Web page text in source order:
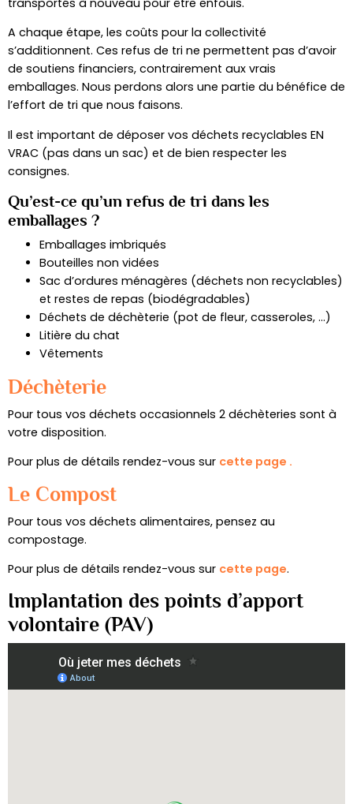
A chaque étape, les coûts pour la collectivité
s’additionnent. Ces refus de tri ne permettent pas d’avoir
de soutiens financiers, contrairement aux vrais
emballages. Nous perdons alors une partie du bénéfice de
l’effort de tri que nous faisons.
Il est important de déposer vos déchets recyclables EN
VRAC (pas dans un sac) et de bien respecter les
consignes.
Qu’est-ce qu’un refus de tri dans les
emballages ?
Emballages imbriqués
Bouteilles non vidées
Sac d’ordures ménagères (déchets non recyclables)
et restes de repas (biodégradables)
Déchets de déchèterie (pot de fleur, casseroles, …)
Litière du chat
Vêtements
Déchèterie
Pour tous vos déchets occasionnels 2 déchèteries sont à
votre disposition.
Pour plus de détails rendez-vous sur cette page .
Le Compost
Pour tous vos déchets alimentaires, pensez au
compostage.
Pour plus de détails rendez-vous sur cette page.
Implantation des points d’apport
volontaire (PAV)